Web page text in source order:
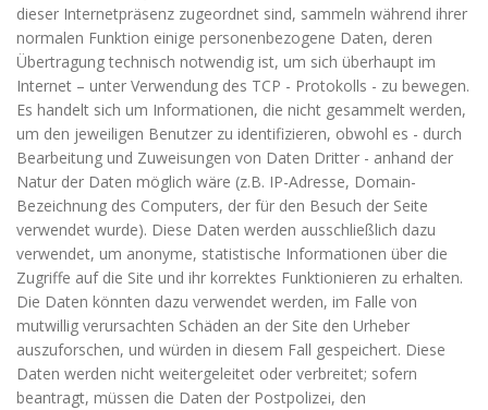
dieser Internetpräsenz zugeordnet sind, sammeln während ihrer
normalen Funktion einige personenbezogene Daten, deren
Übertragung technisch notwendig ist, um sich überhaupt im
Internet – unter Verwendung des TCP - Protokolls - zu bewegen.
Es handelt sich um Informationen, die nicht gesammelt werden,
um den jeweiligen Benutzer zu identifizieren, obwohl es - durch
Bearbeitung und Zuweisungen von Daten Dritter - anhand der
Natur der Daten möglich wäre (z.B. IP-Adresse, Domain-
Bezeichnung des Computers, der für den Besuch der Seite
verwendet wurde). Diese Daten werden ausschließlich dazu
verwendet, um anonyme, statistische Informationen über die
Zugriffe auf die Site und ihr korrektes Funktionieren zu erhalten.
Die Daten könnten dazu verwendet werden, im Falle von
mutwillig verursachten Schäden an der Site den Urheber
auszuforschen, und würden in diesem Fall gespeichert. Diese
Daten werden nicht weitergeleitet oder verbreitet; sofern
beantragt, müssen die Daten der Postpolizei, den